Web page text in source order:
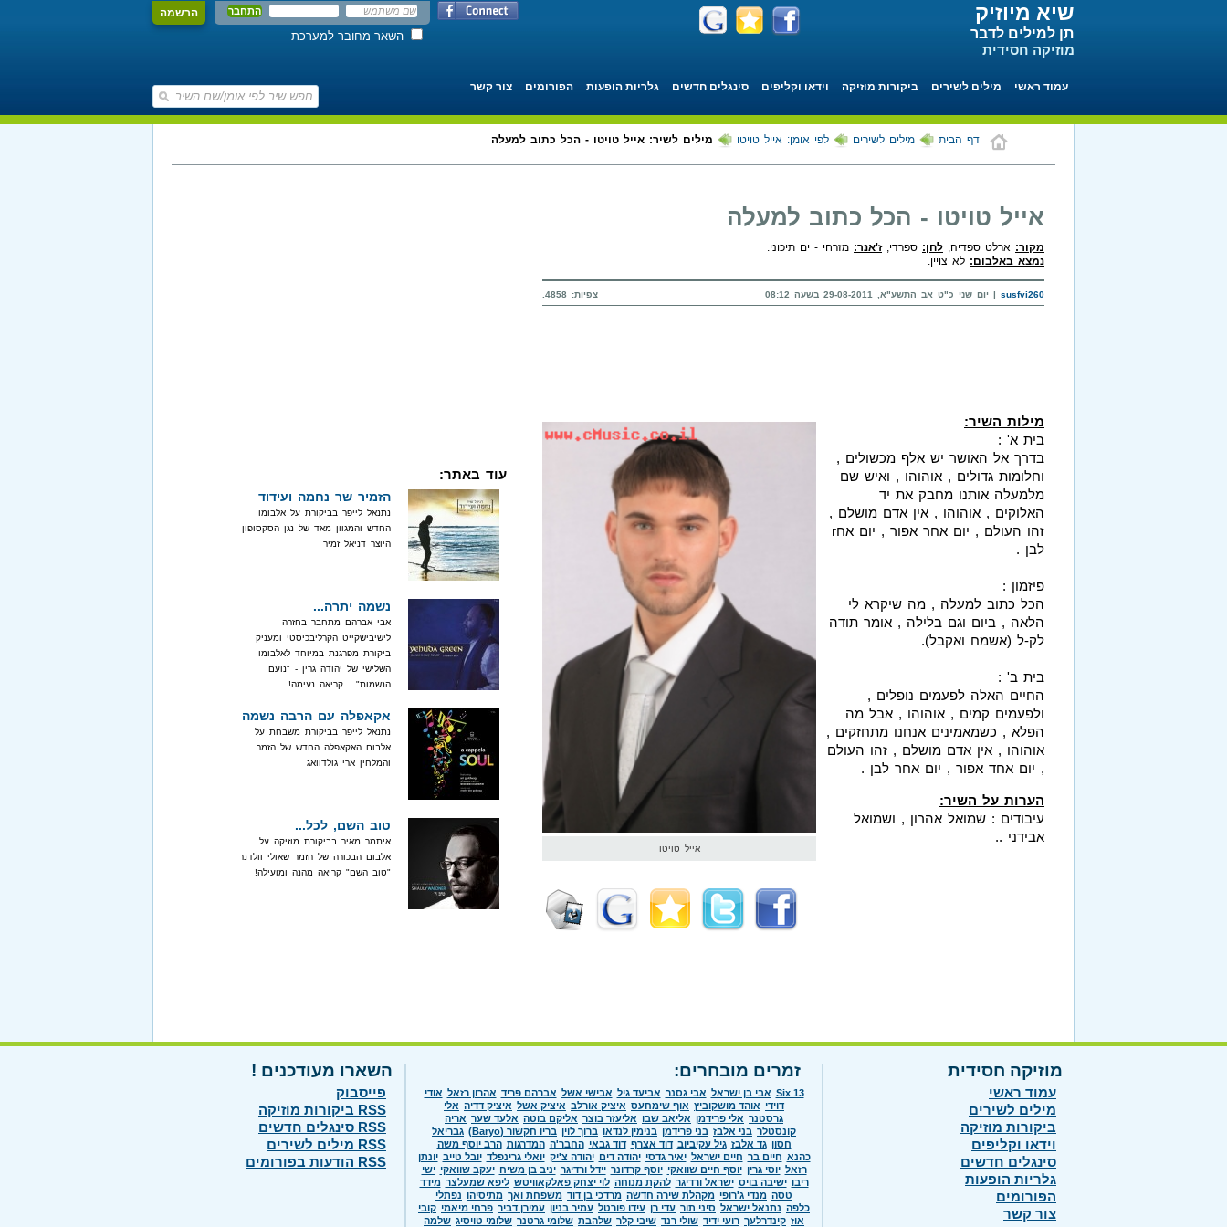
הרשמה
השאר מחובר למערכת
שיא מיוזיק
תן למילים לדבר
מוזיקה חסידית
עמוד ראשי מילים לשירים ביקורות מוזיקה וידאו וקליפים סינגלים חדשים גלריות הופעות הפורומים צור קשר
דף הבית מילים לשירים לפי אומן: אייל טויטו מילים לשיר: אייל טויטו - הכל כתוב למעלה
אייל טויטו - הכל כתוב למעלה
מקור: ארלט ספדיה, לחן: ספרדי,ז'אנר: מזרחי - ים תיכוני.
נמצא באלבום: לא צויין.
susfvi260 | יום שני כ"ט אב התשע"א, 29-08-2011 בשעה 08:12 צפיות:
אייל טויטו
מילות השיר:
בית א' :
בדרך אל האושר יש אלף מכשולים ,
וחלומות גדולים , אוהוהו , ואיש שם
מלמעלה אותנו מחבק את יד
האלוקים , אוהוהו , אין אדם מושלם ,
זהו העולם , יום אחר אפור , יום אחr
לבן .
פיזמון :
הכל כתוב למעלה , מה שיקרא לי
הלאה , ביום וגם בלילה , אומר תודה
לק-ל (אשמח ואקבל).
בית ב' :
החיים האלה לפעמים נופלים ,
ולפעמים קמים , אוהוהו , אבל מה
הפלא , כשמאמינים אנחנו מתחזקים ,
אוהוהו , אין אדם מושלם , זהו העולם
, יום אחד אפור , יום אחר לבן .
הערות על השיר:
עיבודים : שמואל אהרון , ושמואל
אבידני ..
עוד באתר:
הזמיר שר נחמה ועידוד
נתנאל לייפר בביקורת על אלבומו
החדש והמגוון מאד של נגן הסקסופון
היוצר דניאל זמיר
נשמה יתרה...
אבי אברהם מתחבר בחזרה
לישיבישקייט הקרליבכיסטי ומעניק
ביקורת מפרגנת במיוחד לאלבומו
השלישי של יהודה גרין - "נועם
הנשמות"... קריאה נעימה!
אקאפלה עם הרבה נשמה
נתנאל לייפר בביקורת משבחת על
אלבום האקאפלה החדש של הזמר
והמלחין ארי גולדוואג
טוב השם, לכל...
איתמר מאיר בביקורת מוזיקה על
אלבום הבכורה של הזמר שאולי וולדנר
"טוב השם" קריאה מהנה ומועילה!
מוזיקה חסידית
עמוד ראשי
מילים לשירים
ביקורות מוזיקה
וידאו וקליפים
סינגלים חדשים
גלריות הופעות
הפורומים
צור קשר
זמרים מובחרים:
Six 13 אבי בן ישראל אבי גסנר אביעד גיל אבישי אשל אברהם פריד אהרון רזאל אודי
דוידי אוהד מושקוביץ אוף שימחעס איציק אורלב איציק אשל איציק דדיה אלי
גרסטנר אלי פרידמן אליאב שבו אליעזר בוצר אליקם בוטה אלעד שער אריה
קונסטלר בני אלבז בני פרידמן בנימין לנדאו ברוך לוין בריו חקשור (Baryo)
גבריאל
חסון גד אלבז גיל עקיביוב דוד אצרף דוד גבאי החבר'ה המדרגות הרב יוסף משה
כהנא חיים בר חיים ישראל יאיר גדסי יהודה דים יהודה צ'יק יואלי גרינפלד יובל טייב יונתן
רזאל יוסי גרין יוסף חיים שוואקי יוסף קרדונר יידל ורדיגר יניב בן משיח יעקב שוואקי ישי
ריבו ישיבה בויס ישראל ורדיגר להקת מנוחה לוי יצחק פאלקאוויטש ליפא שמעלצר מידד
טסה מנדי ג'רופי מקהלת שירה חדשה מרדכי בן דוד משפחת ואך מתיסיהו נפתלי
כלפה נתנאל ישראל סיני תור עדי רן עידו פורטל עמיר בניון עמירן דביר פרחי מיאמי קובי
אוז קינדרלעך רועי ידיד שולי רנד שיבי קלר שלהבת שלומי גרטנר שלומי טויסיג שלמה
השארו מעודכנים !
פייסבוק
RSS ביקורות מוזיקה
RSS סינגלים חדשים
RSS מילים לשירים
RSS הודעות בפורומים